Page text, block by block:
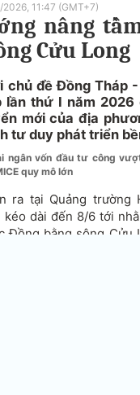
11:47 (GMT+7)
nâng
Cửu Long
chủ đề Đồng Tháp
lần thứ I năm
mới của địa
tư duy phát triển
ngân vốn đầu tư công
quy mô lớn
ra tại Quảng trường
kéo dài đến 8/6 tới
Đồng bằng sông Cửu